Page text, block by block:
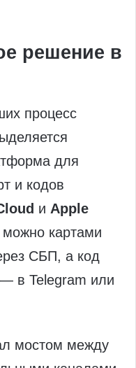
решение в
процесс
для
и кодов
и Apple
можно картами
СБП, а код
в Telegram или
мостом между